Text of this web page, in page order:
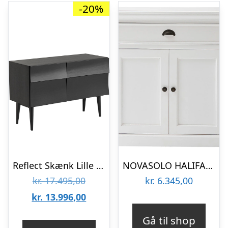
-20%
Reflect Skænk Lille Sort
kr.17.495,00Den
oprindelige
kr. 13.996,00Den
NOVASOLO HALIFAX KLASSISK HVID LILLE SKÆNK – 90
kr. 6.345,00
Gå til shop